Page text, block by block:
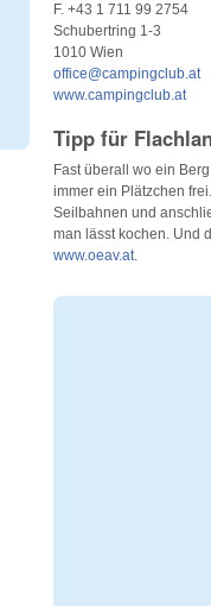
F. +43 1 711 99 2754
Schubertring 1-3
1010 Wien
office@campingclub.at
www.campingclub.at
Tipp für
Fast überall wo ein
immer ein Plätzchen
Seilbahnen und
man lässt kochen. Und
www.oeav.at